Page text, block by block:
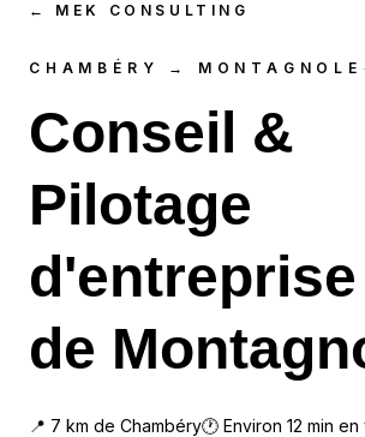
← MEK CONSULTING
CHAMBÉRY → MONTAGNOLE
Conseil &
Pilotage
de
📍 7 km de Chambéry🕐 Environ 12 min en